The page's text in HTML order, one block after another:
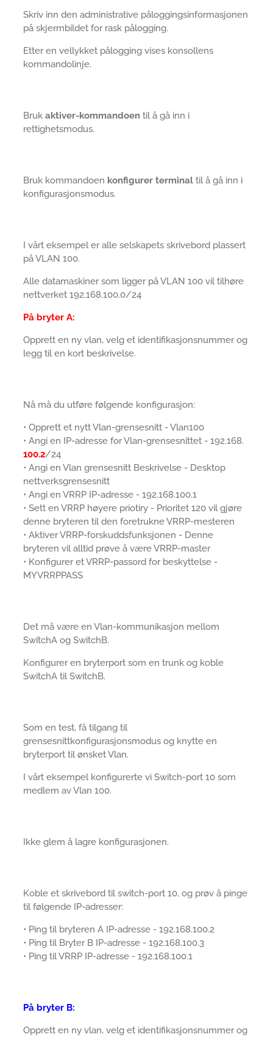
Skriv inn den administrative påloggingsinformasjonen
på skjermbildet for rask pålogging.
Etter en vellykket pålogging vises konsollens
kommandolinje.
Bruk aktiver-kommandoen til å gå inn i
rettighetsmodus.
Bruk kommandoen konfigurer terminal til å gå inn i
konfigurasjonsmodus.
I vårt eksempel er alle selskapets skrivebord plassert
på VLAN 100.
Alle datamaskiner som ligger på VLAN 100 vil tilhøre
nettverket 192.168.100.0/24
På bryter A:
Opprett en ny vlan, velg et identifikasjonsnummer og
legg til en kort beskrivelse.
Nå må du utføre følgende konfigurasjon:
• Opprett et nytt Vlan-grensesnitt - Vlan100
• Angi en IP-adresse for Vlan-grensesnittet - 192.168.
100.2/24
• Angi en Vlan grensesnitt Beskrivelse - Desktop
nettverksgrensesnitt
• Angi en VRRP IP-adresse - 192.168.100.1
• Sett en VRRP høyere priotiry - Prioritet 120 vil gjøre
denne bryteren til den foretrukne VRRP-mesteren
• Aktiver VRRP-forskuddsfunksjonen - Denne
bryteren vil alltid prøve å være VRRP-master
• Konfigurer et VRRP-passord for beskyttelse -
MYVRRPPASS
Det må være en Vlan-kommunikasjon mellom
SwitchA og SwitchB.
Konfigurer en bryterport som en trunk og koble
SwitchA til SwitchB.
Som en test, få tilgang til
grensesnittkonfigurasjonsmodus og knytte en
bryterport til ønsket Vlan.
I vårt eksempel konfigurerte vi Switch-port 10 som
medlem av Vlan 100.
Ikke glem å lagre konfigurasjonen.
Koble et skrivebord til switch-port 10, og prøv å pinge
til følgende IP-adresser:
• Ping til bryteren A IP-adresse - 192.168.100.2
• Ping til Bryter B IP-adresse - 192.168.100.3
• Ping til VRRP IP-adresse - 192.168.100.1
På bryter B:
Opprett en ny vlan, velg et identifikasjonsnummer og